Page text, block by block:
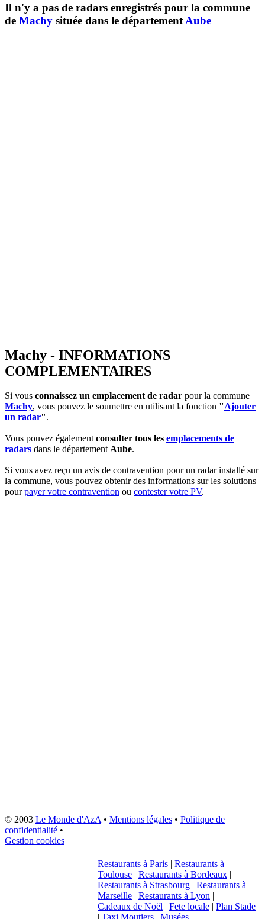
Il n'y a pas de radars enregistrés pour la commune
de Machy située dans le département Aube
Machy - INFORMATIONS
COMPLEMENTAIRES
Si vous connaissez un emplacement de radar pour la commune
Machy, vous pouvez le soumettre en utilisant la fonction "Ajouter
un radar".
Vous pouvez égalementconsulter tous les emplacements de
radars dans le départementAube.
Si vous avez reçu un avis de contravention pour un radar installé sur
la commune, vous pouvez obtenir des informations sur les solutions
pourpayer votre contravention ou contester votre PV.
© 2003 Le Monde d'AzA• Mentions légales • Politique de
confidentialité •
Gestion cookies
Restaurants à Paris | Restaurants à
Toulouse | Restaurants à Bordeaux |
Restaurants à Strasbourg | Restaurants à
Marseille | Restaurants à Lyon |
Cadeaux de Noël | Fete locale | Plan Stade